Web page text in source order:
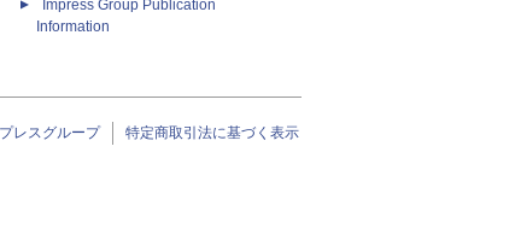
Impress Group Publication
Information
レスグループ 特定商取引法に基づく表示